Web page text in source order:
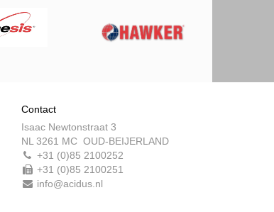
Contact
Isaac Newtonstraat 3
NL 3261 MC OUD-BEIJERLAND
+31 (0)85 2100252
+31 (0)85 2100251
info@acidus.nl